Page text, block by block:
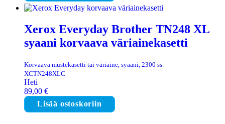
Xerox Everyday Brother TN248 XL
syaani korvaava väriainekasetti
Korvaava mustekasetti tai väriaine, syaani, 2300 ss.
XCTN248XLC
Heti
89,00 €
Lisää ostoskoriin